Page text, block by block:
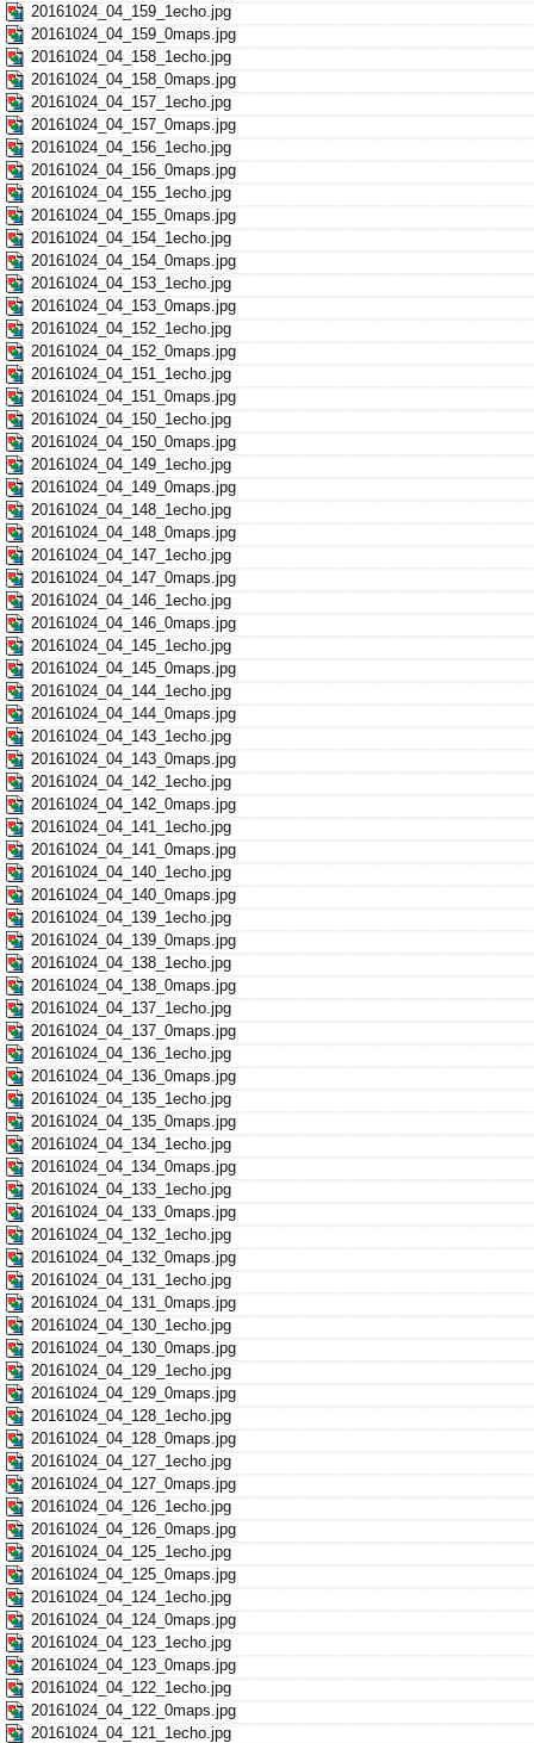
20161024_04_159_1echo.jpg
20161024_04_159_0maps.jpg
20161024_04_158_1echo.jpg
20161024_04_158_0maps.jpg
20161024_04_157_1echo.jpg
20161024_04_157_0maps.jpg
20161024_04_156_1echo.jpg
20161024_04_156_0maps.jpg
20161024_04_155_1echo.jpg
20161024_04_155_0maps.jpg
20161024_04_154_1echo.jpg
20161024_04_154_0maps.jpg
20161024_04_153_1echo.jpg
20161024_04_153_0maps.jpg
20161024_04_152_1echo.jpg
20161024_04_152_0maps.jpg
20161024_04_151_1echo.jpg
20161024_04_151_0maps.jpg
20161024_04_150_1echo.jpg
20161024_04_150_0maps.jpg
20161024_04_149_1echo.jpg
20161024_04_149_0maps.jpg
20161024_04_148_1echo.jpg
20161024_04_148_0maps.jpg
20161024_04_147_1echo.jpg
20161024_04_147_0maps.jpg
20161024_04_146_1echo.jpg
20161024_04_146_0maps.jpg
20161024_04_145_1echo.jpg
20161024_04_145_0maps.jpg
20161024_04_144_1echo.jpg
20161024_04_144_0maps.jpg
20161024_04_143_1echo.jpg
20161024_04_143_0maps.jpg
20161024_04_142_1echo.jpg
20161024_04_142_0maps.jpg
20161024_04_141_1echo.jpg
20161024_04_141_0maps.jpg
20161024_04_140_1echo.jpg
20161024_04_140_0maps.jpg
20161024_04_139_1echo.jpg
20161024_04_139_0maps.jpg
20161024_04_138_1echo.jpg
20161024_04_138_0maps.jpg
20161024_04_137_1echo.jpg
20161024_04_137_0maps.jpg
20161024_04_136_1echo.jpg
20161024_04_136_0maps.jpg
20161024_04_135_1echo.jpg
20161024_04_135_0maps.jpg
20161024_04_134_1echo.jpg
20161024_04_134_0maps.jpg
20161024_04_133_1echo.jpg
20161024_04_133_0maps.jpg
20161024_04_132_1echo.jpg
20161024_04_132_0maps.jpg
20161024_04_131_1echo.jpg
20161024_04_131_0maps.jpg
20161024_04_130_1echo.jpg
20161024_04_130_0maps.jpg
20161024_04_129_1echo.jpg
20161024_04_129_0maps.jpg
20161024_04_128_1echo.jpg
20161024_04_128_0maps.jpg
20161024_04_127_1echo.jpg
20161024_04_127_0maps.jpg
20161024_04_126_1echo.jpg
20161024_04_126_0maps.jpg
20161024_04_125_1echo.jpg
20161024_04_125_0maps.jpg
20161024_04_124_1echo.jpg
20161024_04_124_0maps.jpg
20161024_04_123_1echo.jpg
20161024_04_123_0maps.jpg
20161024_04_122_1echo.jpg
20161024_04_122_0maps.jpg
20161024_04_121_1echo.jpg